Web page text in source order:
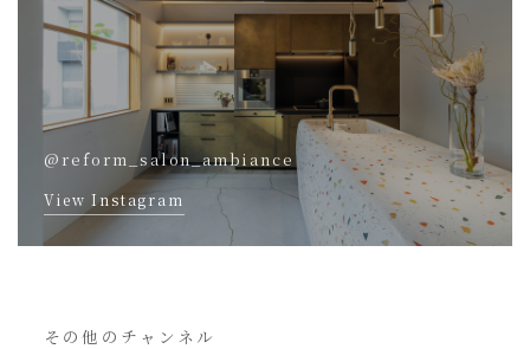
@reform_salon_ambiance
View Instagram
その他のチャンネル